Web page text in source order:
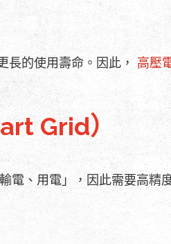
的使用壽命。因此， 高壓
Grid）
電、用電」，因此需要高精